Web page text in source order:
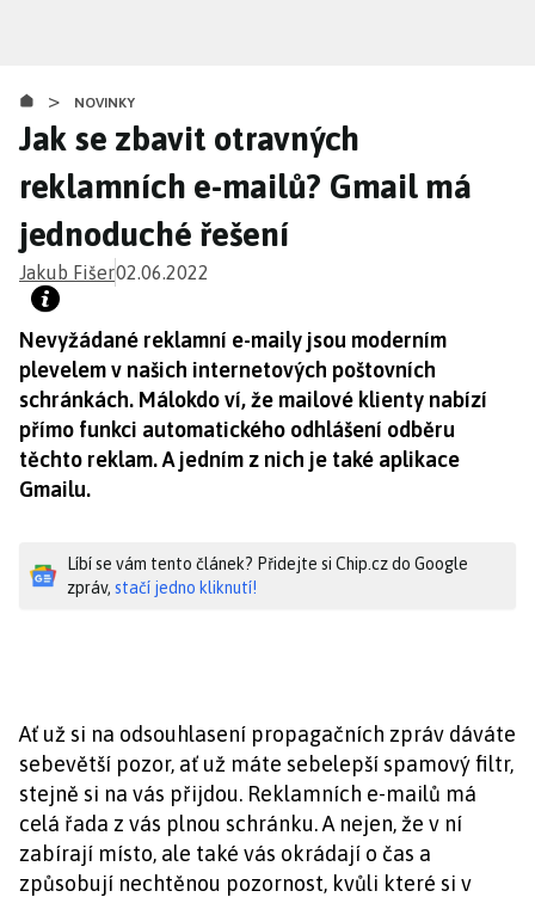
obsahu
> NOVINKY
Jak se zbavit otravných
reklamních e-mailů? Gmail má
jednoduché řešení
Jakub Fišer02.06.2022
Nevyžádané reklamní e-maily jsou moderním
plevelem v našich internetových poštovních
schránkách. Málokdo ví, že mailové klienty nabízí
přímo funkci automatického odhlášení odběru
těchto reklam. A jedním z nich je také aplikace
Gmailu.
Líbí se vám tento článek? Přidejte si Chip.cz do Google
zpráv, stačí jedno kliknutí!
Ať už si na odsouhlasení propagačních zpráv dáváte
sebevětší pozor, ať už máte sebelepší spamový filtr,
stejně si na vás přijdou. Reklamních e-mailů má
celá řada z vás plnou schránku. A nejen, že v ní
zabírají místo, ale také vás okrádají o čas a
způsobují nechtěnou pozornost, kvůli které si v